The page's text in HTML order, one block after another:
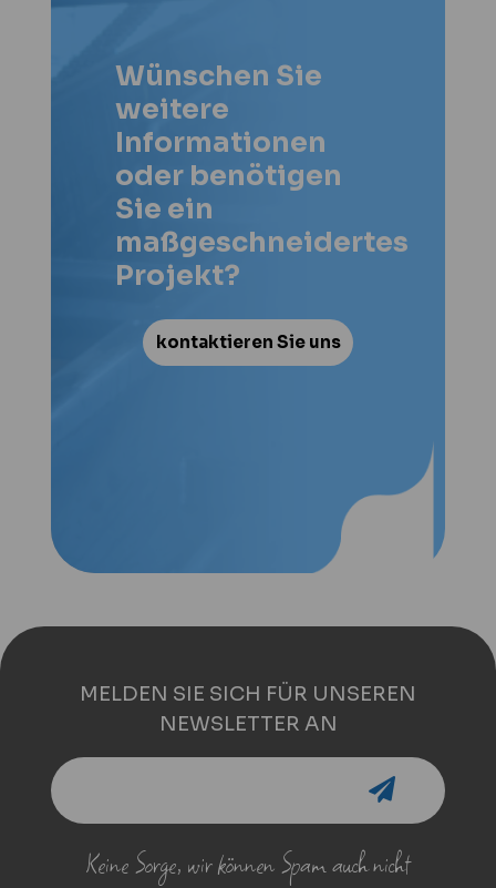
Wünschen Sie
weitere
Informationen
oder benötigen
Sie ein
maßgeschneidertes
Projekt?
kontaktieren Sie uns
MELDEN SIE SICH FÜR UNSEREN
NEWSLETTER AN
Keine Sorge, wir können Spam auch nicht